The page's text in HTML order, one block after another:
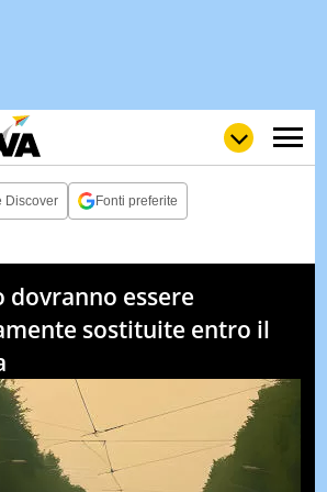
WOW
POP
NEWS
Discover Fonti preferite
dovranno essere
sostituite entro il